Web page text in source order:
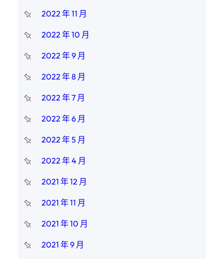
2022 年 11 月
2022 年 10 月
2022 年 9 月
2022 年 8 月
2022 年 7 月
2022 年 6 月
2022 年 5 月
2022 年 4 月
2021 年 12 月
2021 年 11 月
2021 年 10 月
2021 年 9 月